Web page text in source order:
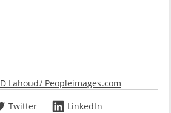
D Lahoud/ Peopleimages.com
Twitter LinkedIn